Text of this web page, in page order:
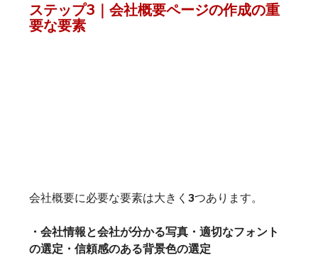
ステップ3｜会社概要ページの作成の重
要な要素
会社概要に必要な要素は大きく3つあります。
・会社情報と会社が分かる写真・適切なフォント
の選定・信頼感のある背景色の選定